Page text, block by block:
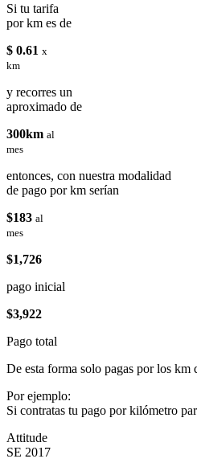
Si tu tarifa
por km es de
$ 0.61 x
km
y recorres un
aproximado de
300km al
mes
entonces, con nuestra modalidad
de pago por km serían
$183 al
mes
$1,726
pago inicial
$3,922
Pago total
De esta forma solo pagas por los km
Por ejemplo:
Si contratas tu pago por kilómetro
Attitude
SE 2017